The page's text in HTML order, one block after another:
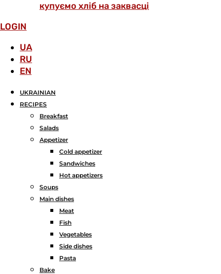
купуємо хліб на заквасці
LOGIN
UA
RU
EN
UKRAINIAN
RECIPES
Breakfast
Salads
Аppetizer
Cold appetizer
Sandwiches
Hot appetizers
Soups
Main dishes
Meat
Fish
Vegetables
Side dishes
Pasta
Bake